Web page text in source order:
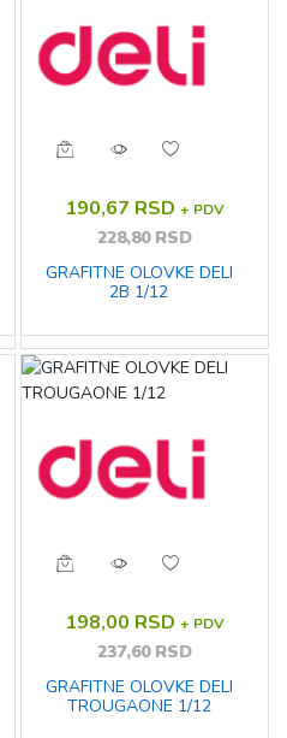
190,67 RSD + PDV
228,80 RSD
GRAFITNE OLOVKE DELI
2B 1/12
198,00 RSD + PDV
237,60 RSD
GRAFITNE OLOVKE DELI
TROUGAONE 1/12